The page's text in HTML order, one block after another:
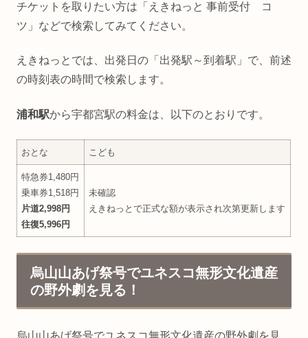
チケットを取りたい方は「えきねっと 事前受付 コ
ツ」などで検索してみてください。
えきねっとでは、出発日の「出発駅～到着駅」で、前述
の時刻表の時間で検索します。
浦和駅から宇都宮駅の料金は、以下のとおりです。
おとな こども
特急券1,480円
乗車券1,518円
片道2,998円
往復5,996円
未確認
えきねっとで正式な額が表示され次第更新します
烏山山あげ祭号でユネスコ無形文化遺産
の野外劇を見る！
烏山山あげ祭号でユネスコ無形文化遺産の野外劇を見